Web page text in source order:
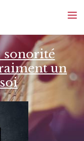
sonorité
un